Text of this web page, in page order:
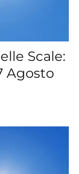
Scale:
Agosto